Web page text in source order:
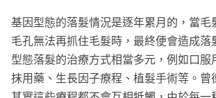
基因型態的落髮情況是逐年累月的，當毛
毛孔無法再抓住毛髮時，最終便會造成落
型態落髮的治療方式相當多元，例如口服
抹用藥、生長因子療程、植髮手術等。曾